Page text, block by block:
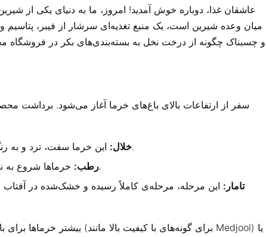
عاشقان غذا، دوباره خوش آمدید! امروز، ما به دنیای یکی از
میان وعده شیرین است، یک منبع تغذیه‌ای سرشار از فیبر، پتاسیم
و چسبناک چگونه از درخت نخل به بسته‌بندی‌های بکر در
سفر از ارتفاعات بالای باغ‌های خرما آغاز می‌شود.
خلال:این خرما سفت، ترد و به رنگ زرد یا قرمز است. رطوبت بالایی دارد و تا حدودی قابض است.
رطب:خرماها شروع به نرم شدن می‌کنند، قهوه‌ای می‌شوند و شیرین‌تر و گس‌تر می‌شوند.
تامار: این مرحله، مرحله‌ی کاملاً رسیده و خشک‌شده در آفتاب
بیشتر خرماها برای